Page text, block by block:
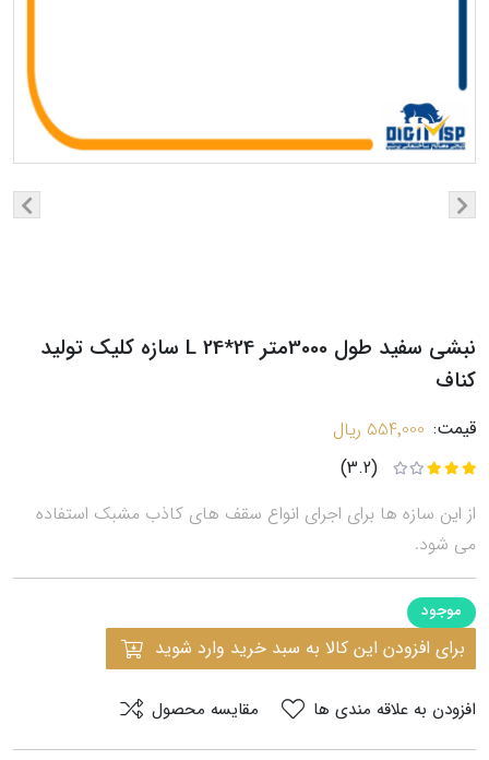
نبشی سفید طول 3000متر L 24*24 سازه کلیک تولید
کناف
قیمت: 554٬000 ریال
(3.2)
از این سازه ها برای اجرای انواع سقف های کاذب مشبک استفاده
می شود.
موجود
برای افزودن این کالا به سبد خرید وارد شوید
افزودن به علاقه مندی ها مقایسه محصول